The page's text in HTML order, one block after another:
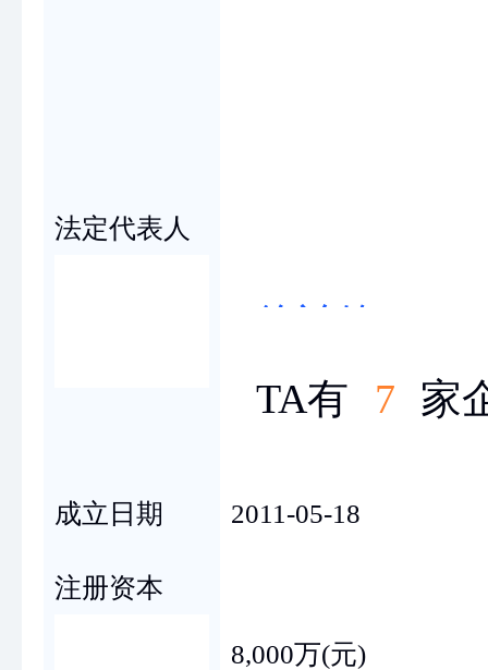
法定代表人
TA有
7 家
成立日期 2011-05-18
注册资本
8,000万(元)